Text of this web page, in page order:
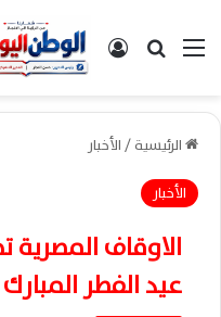
القائمةبحث عن تسجيل الدخول
الرئيسية/الأخبار
الأخبار
عيد الفطر المبارك